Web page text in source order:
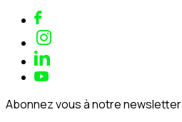
Abonnez vous à notre newsletter